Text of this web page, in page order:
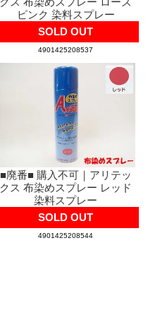
ピンク 染料スプレー
SOLD OUT
4901425208537
■廃番■ 購入不可｜アリテッ
クス 布染めスプレー レッド
染料スプレー
SOLD OUT
4901425208544